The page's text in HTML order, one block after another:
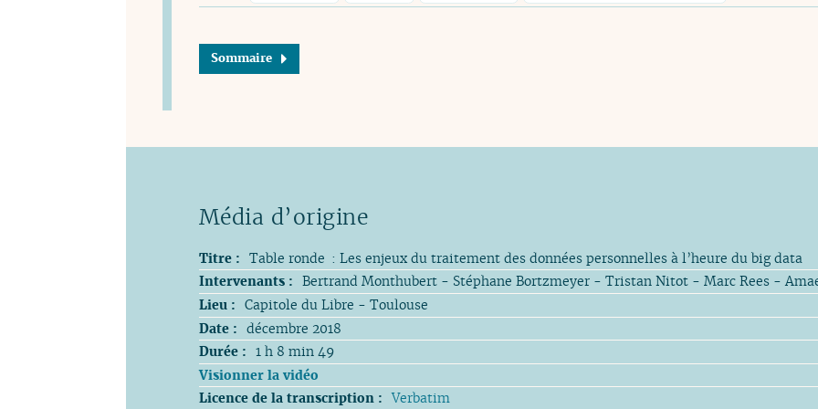
Sommaire
Titre : Table ronde : Les enjeux du traitement des données personnelles à l’heure du big data
Intervenants : Bertrand Monthubert - Stéphane Bortzmeyer - Tristan Nitot - Marc Rees -
Lieu : Capitole du Libre - Toulouse
Date : décembre 2018
Durée : 1 h 8 min 49
Visionner la vidéo
Licence de la transcription : Verbatim